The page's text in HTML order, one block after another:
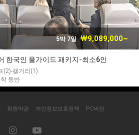
5박 7일 ￦9,089,000~
한국인 풀가이드 패키지-최소6인
(2)-캘거리(1)
동반
회원약관 개인정보보호정책 PC버전